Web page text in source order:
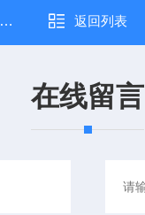
返回列表
在线留言